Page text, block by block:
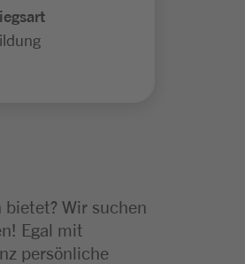
Wir suchen
Egal mit
persönliche